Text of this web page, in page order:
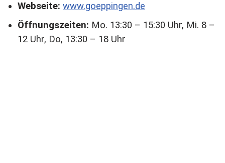
Webseite: www.goeppingen.de
Öffnungszeiten: Mo. 13:30 – 15:30 Uhr, Mi. 8 –
12 Uhr, Do, 13:30 – 18 Uhr